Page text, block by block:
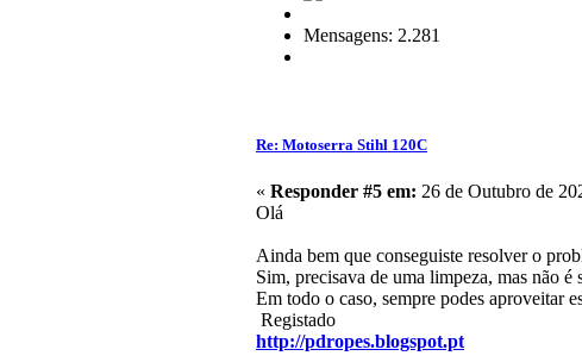
Mensagens: 2.281
Re: Motoserra Stihl 120C
« Responder #5 em: 26 de Outubro de
Olá
Ainda bem que conseguiste resolver o
Sim, precisava de uma limpeza, mas não
Em todo o caso, sempre podes aproveitar
Registado
http://pdropes.blogspot.pt